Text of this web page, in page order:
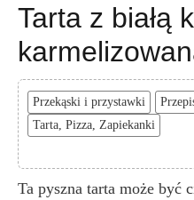
Tarta z białą
Przekąski i przystawki
Tarta, Pizza, Zapiekanki
Ta pyszna tarta może być